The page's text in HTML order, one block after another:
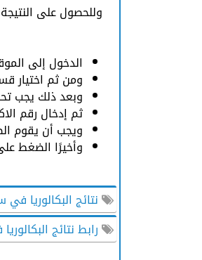
وللحصول على
الدخول إلى
ومن ثم اختيار
وبعد ذلك يجب تحديد
ثم إدخال رقم
ويجب أن يقوم
وأخيرًا الضغط
نتائج البكالوريا في
رابط نتائج